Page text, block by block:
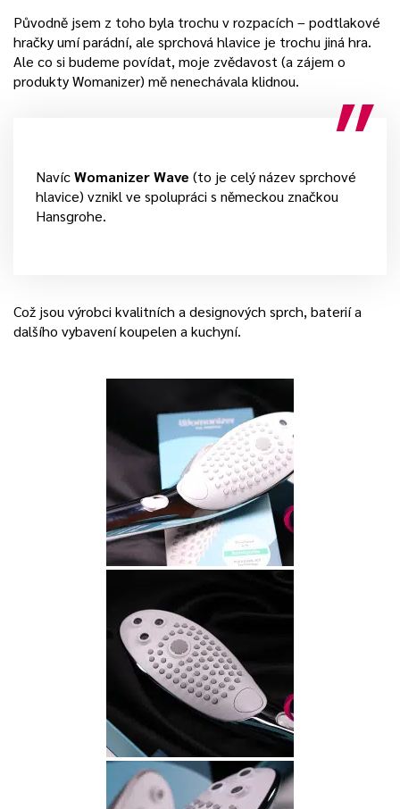
Původně jsem z toho byla trochu v rozpacích – podtlakové
hračky umí parádní, ale sprchová hlavice je trochu jiná hra.
Ale co si budeme povídat, moje zvědavost (a zájem o
produkty Womanizer) mě nenechávala klidnou.
NavícWomanizer Wave (to je celý název sprchové
hlavice) vznikl ve spolupráci s německou značkou
Hansgrohe.
Což jsou výrobci kvalitních a designových sprch, baterií a
dalšího vybavení koupelen a kuchyní.